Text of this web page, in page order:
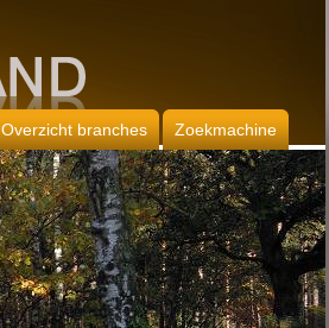
Overzicht branches Zoekmachine